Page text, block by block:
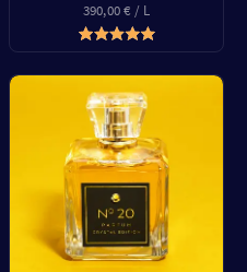
390,00 € / L